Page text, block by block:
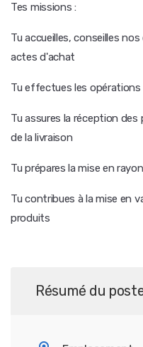
Tes missions :
Tu accueilles, conseilles
actes d'achat
Tu effectues les
Tu assures la réception
de la livraison
Tu prépares la mise en
Tu contribues à la mise en
produits
Résumé du